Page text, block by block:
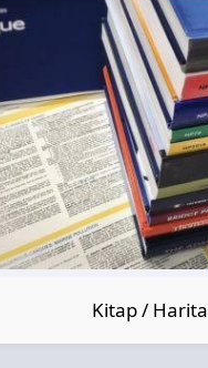
Kitap / Harita